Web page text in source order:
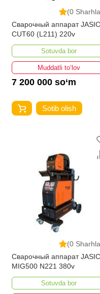
(0
Сварочный аппарат JASIC
CUT60 (L211) 220v
Sotuvda bor
Muddatli to‘lov
7 200 000 so‘m
Sotib olish
(0
Сварочный аппарат JASIC
MIG500 N221 380v
Sotuvda bor